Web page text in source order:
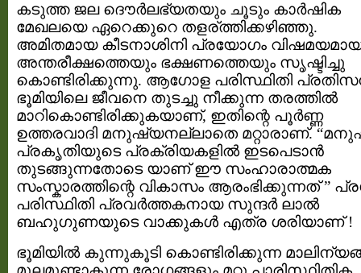
കടുത്ത ജല ദൌര്‍ലഭ്യതയും ചൂടും കാര്‍ഷിക
മേഖലയെ ഏറെക്കുറെ തളര്ത്തിക്കഴിഞ്ഞു.
അമിതമായ കീടനാശിനി പ്രയോഗം
അന്തരീക്ഷത്തെയും ഭക്ഷണത്തെയും സൃഷ്ടിച്ചു
കൊണ്ടിരിക്കുന്നു. ആഗോള പരിസ്ഥിതി
ഭൂമിയിലെ ജീവനെ തുടച്ചു നീക്കുന്ന തരത്തില്‍
മാറികൊണ്ടിരിക്കുകയാണ്, ഇതിന്റെ പൂര്‍ണ്ണ
ഉത്തരവാദി മനുഷ്യനല്ലാതെ മറ്റാരാണ്.
പ്രകൃതിയുടെ പ്രക്രിയകളില്‍ ഇടപെടാന്‍
തുടങ്ങുന്നതോടെ യാണ് ഈ സംഹാരാത്മക
സംസ്കാരത്തിന്റെ വികാസം ആരംഭിക്കുന്നത് ”
പരിസ്ഥിതി പ്രവര്‍ത്തകനായ സുന്ദര്‍ ലാല്‍
ബഹുഗുണയുടെ വാക്കുകള്‍ എത്ര ശരിയാണ് !
ഭൂമിയില്‍ കുന്നുകൂടി കൊണ്ടിരിക്കുന്ന